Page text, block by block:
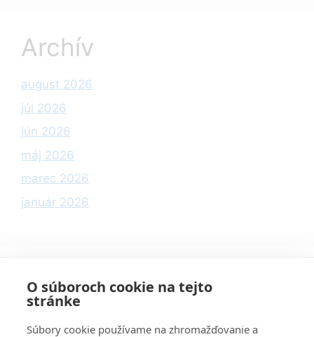
Archív
august 2026
júl 2026
jún 2026
máj 2026
marec 2026
január 2026
Kategórie
O súboroch cookie na tejto
stránke
Súbory cookie používame na zhromažďovanie a